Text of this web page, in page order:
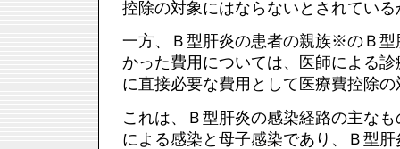
控除の対象にはならないとされてい
一方、Ｂ型肝炎の患者の親族※のＢ型
かった費用については、医師による
に直接必要な費用として医療費控除
これは、Ｂ型肝炎の感染経路の主な
による感染と母子感染であり、Ｂ型